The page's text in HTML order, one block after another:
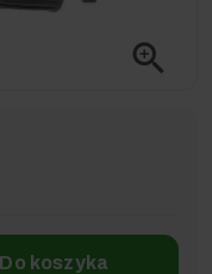
zoom_in
Do koszyka